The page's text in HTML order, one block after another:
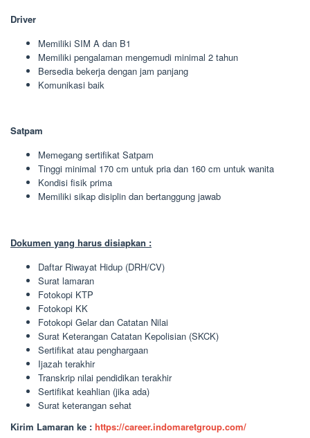
Driver
Memiliki SIM A dan B1
Memiliki pengalaman mengemudi minimal 2 tahun
Bersedia bekerja dengan jam panjang
Komunikasi baik
Satpam
Memegang sertifikat Satpam
Tinggi minimal 170 cm untuk pria dan 160 cm untuk wanita
Kondisi fisik prima
Memiliki sikap disiplin dan bertanggung jawab
Dokumen yang harus disiapkan :
Daftar Riwayat Hidup (DRH/CV)
Surat lamaran
Fotokopi KTP
Fotokopi KK
Fotokopi Gelar dan Catatan Nilai
Surat Keterangan Catatan Kepolisian (SKCK)
Sertifikat atau penghargaan
Ijazah terakhir
Transkrip nilai pendidikan terakhir
Sertifikat keahlian (jika ada)
Surat keterangan sehat
Kirim Lamaran ke : https://career.indomaretgroup.com/